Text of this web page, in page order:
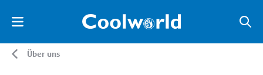
Über uns